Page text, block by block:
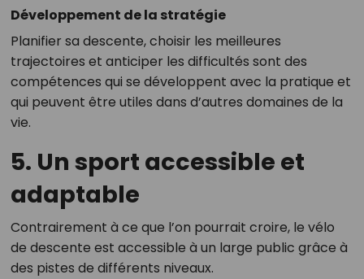
Développement de la stratégie
Planifier sa descente, choisir les meilleures
trajectoires et anticiper les difficultés sont des
compétences qui se développent avec la pratique et
qui peuvent être utiles dans d’autres domaines de la
vie.
5. Un sport accessible et
adaptable
Contrairement à ce que l’on pourrait croire, le vélo
de descente est accessible à un large public grâce à
des pistes de différents niveaux.